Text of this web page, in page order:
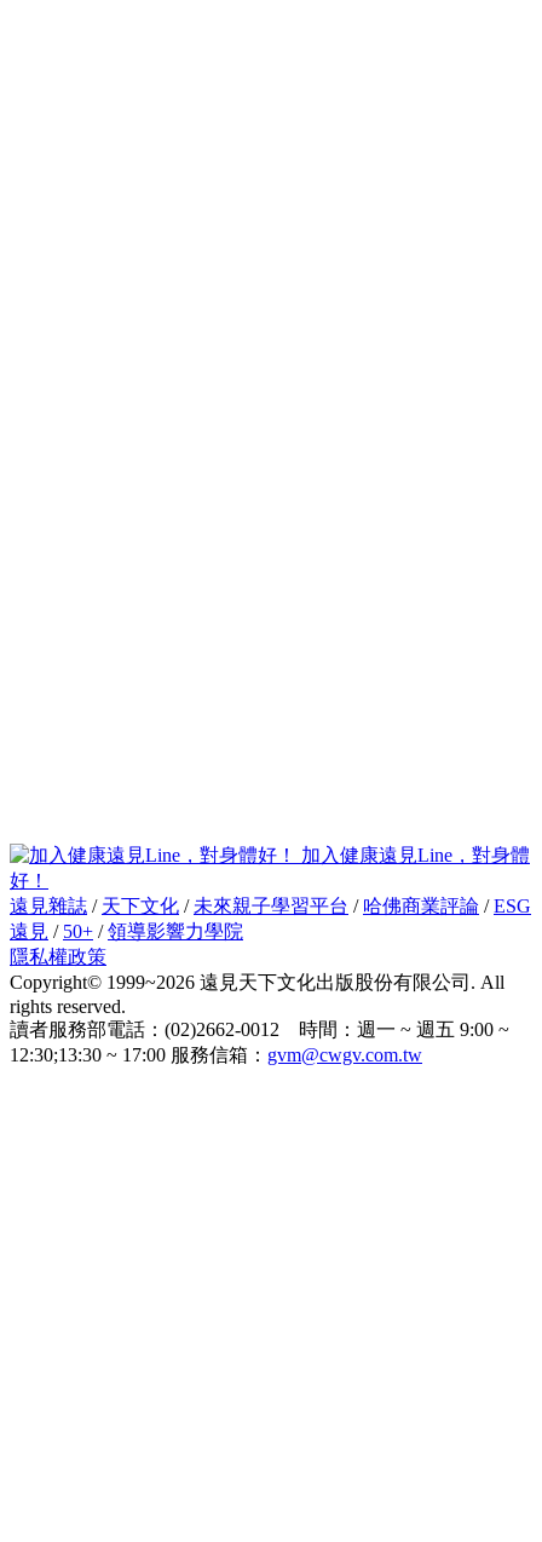
加入健康遠見Line，對身體
好！
遠見雜誌 / 天下文化 / 未來親子學習平台 / 哈佛商業評論 /ESG
遠見 / 50+ /領導影響力學院
隱私權政策
Copyright© 1999~2026 遠見天下文化出版股份有限公司. All
rights reserved.
讀者服務部電話：(02)2662-0012 時間：週一 ~ 週五 9:00 ~
12:30;13:30 ~ 17:00 服務信箱： gvm@cwgv.com.tw